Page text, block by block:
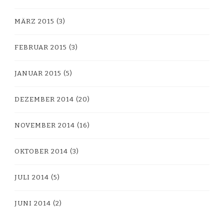
MÄRZ 2015 (3)
FEBRUAR 2015 (3)
JANUAR 2015 (5)
DEZEMBER 2014 (20)
NOVEMBER 2014 (16)
OKTOBER 2014 (3)
JULI 2014 (5)
JUNI 2014 (2)